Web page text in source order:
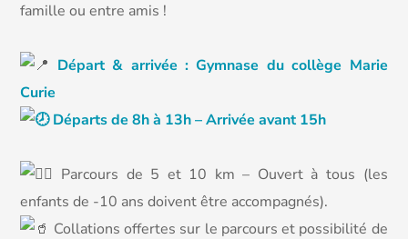
famille ou entre amis !
Départ & arrivée : Gymnase du collège Marie
Curie
Départs de 8h à 13h – Arrivée avant 15h
Parcours de 5 et 10 km – Ouvert à tous (les
enfants de -10 ans doivent être accompagnés).
Collations offertes sur le parcours et possibilité de